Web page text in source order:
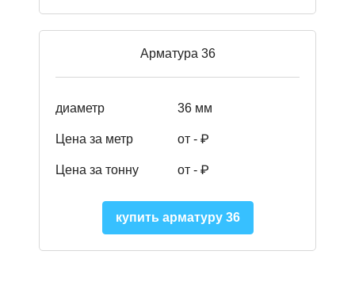
Арматура 36
диаметр 36 мм
Цена за метр от - ₽
Цена за тонну от - ₽
купить арматуру 36